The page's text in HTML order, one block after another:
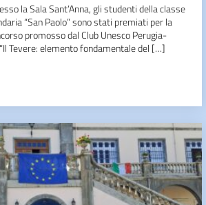
la Sala Sant’Anna, gli studenti della classe
“San Paolo” sono stati premiati per la
promosso dal Club Unesco Perugia-
Tevere: elemento fondamentale del […]